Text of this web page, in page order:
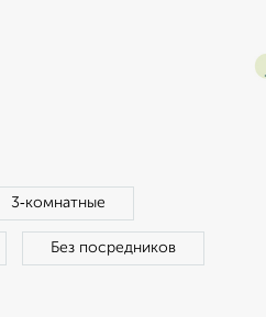
3‑комнатные
Без посредников